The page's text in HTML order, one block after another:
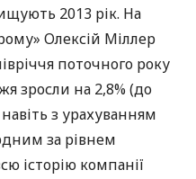
2013 рік. На
Олексій Міллер
поточного року
зросли на 2,8% (до
з урахуванням
за рівнем
історію компанії